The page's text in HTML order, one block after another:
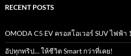
RECENT POSTS
OMODA C5 EV ครอสโอเวอร์ SUV ไฟฟ้า
อัปทุกทริป… ให้ชีวิต Smart กว่าที่เคย!